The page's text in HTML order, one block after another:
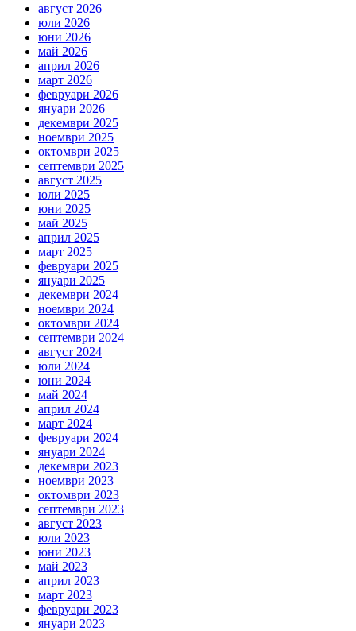
август 2026
юли 2026
юни 2026
май 2026
април 2026
март 2026
февруари 2026
януари 2026
декември 2025
ноември 2025
октомври 2025
септември 2025
август 2025
юли 2025
юни 2025
май 2025
април 2025
март 2025
февруари 2025
януари 2025
декември 2024
ноември 2024
октомври 2024
септември 2024
август 2024
юли 2024
юни 2024
май 2024
април 2024
март 2024
февруари 2024
януари 2024
декември 2023
ноември 2023
октомври 2023
септември 2023
август 2023
юли 2023
юни 2023
май 2023
април 2023
март 2023
февруари 2023
януари 2023